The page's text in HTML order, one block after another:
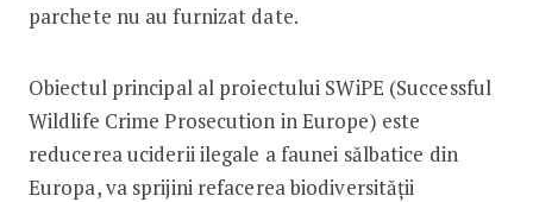
parchete nu au furnizat date.
Obiectul principal al proiectului SWiPE (Successful
Wildlife Crime Prosecution in Europe) este
reducerea uciderii ilegale a faunei sălbatice din
Europa, va sprijini refacerea biodiversității